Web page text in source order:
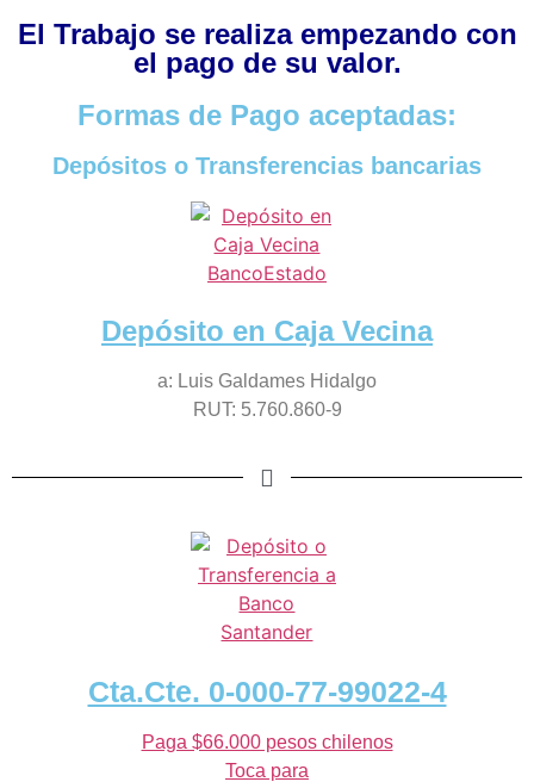
El Trabajo se realiza empezando con
el pago de su valor.
Formas de Pago aceptadas:
Depósitos o Transferencias bancarias
Depósito en Caja Vecina
a: Luis Galdames Hidalgo
RUT: 5.760.860-9
Cta.Cte. 0-000-77-99022-4
Paga $66.000 pesos chilenos
Toca para